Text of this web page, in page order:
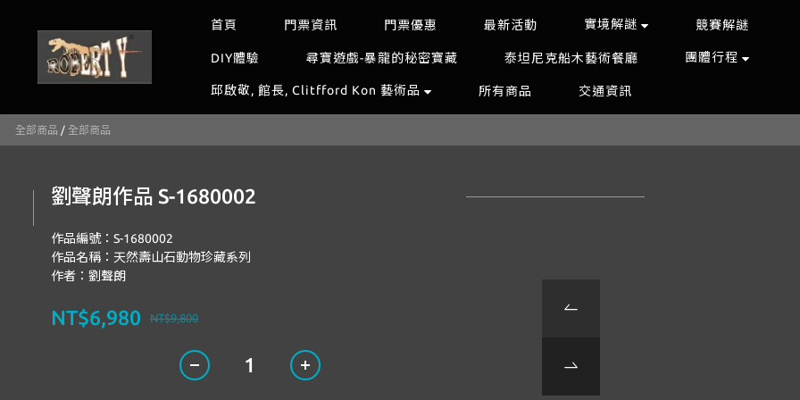
首頁 門票資訊 門票優惠 最新活動 實境解謎 競賽解謎
DIY體驗 尋寶遊戲-暴龍的秘密寶藏 泰坦尼克船木藝術餐廳 團體行程
邱啟敬, 館長, Clitfford Kon 藝術品 所有商品 交通資訊
全部商品 / 全部商品
劉聲朗作品 S-1680002
作品編號：S-1680002
作品名稱：天然壽山石動物珍藏系列
作者：劉聲朗
NT$9,800
NT$6,980